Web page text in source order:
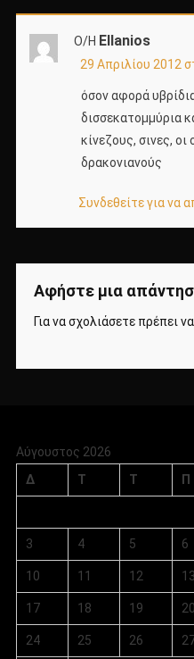
Ο/Η Ellanios
29 Απριλίου 2012
όσον αφορά
δισσεκατομμύρια
κίνεζους, σινες,
δρακονιανούς
Συνδεθείτε για να
Αφήστε μια
Για να σχολιάσετε πρέπει να
Αύγουστος 2026
Δ
Τ Τ Π
3 4 5 6
10 11 12 13
17 18 19 20
24 25 26